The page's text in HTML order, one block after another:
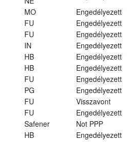
MO
Engedélyezett
FU
Engedélyezett
FU
Engedélyezett
IN
Engedélyezett
HB
Engedélyezett
HB
Engedélyezett
FU
Engedélyezett
PG
Engedélyezett
FU
Visszavont
FU
Engedélyezett
Safener
Not PPP
HB
Engedélyezett